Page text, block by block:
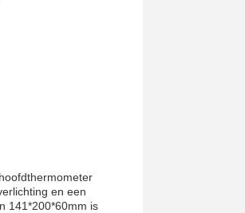
en een
141*200*60mm is